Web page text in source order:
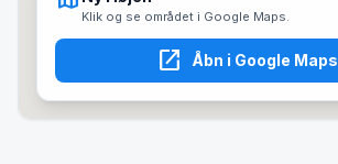
Klik og se området i Google Maps.
open_in_new Åbn i Google Maps